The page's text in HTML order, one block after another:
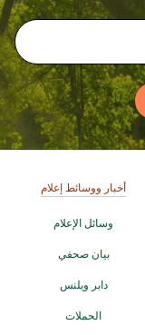
أخبار ووسائط إعلام
وسائل الإعلام
بيان صحفي
دابر ويلنس
الحملات